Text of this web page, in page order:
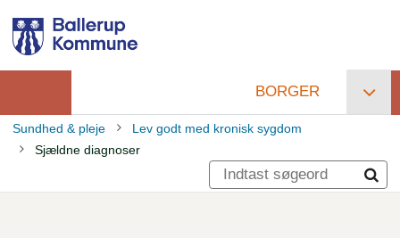
hovedindhold
Primær
navigation
BORGER
Brødkrumme
Sundhed & pleje
Lev godt med kronisk sygdom
Sjældne diagnoser